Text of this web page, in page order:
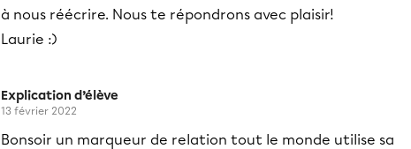
à nous réécrire. Nous te répondrons avec plaisir!
Laurie :)
Explication d’élève
13 février 2022
Bonsoir un marqueur de relation tout le monde utilise sa